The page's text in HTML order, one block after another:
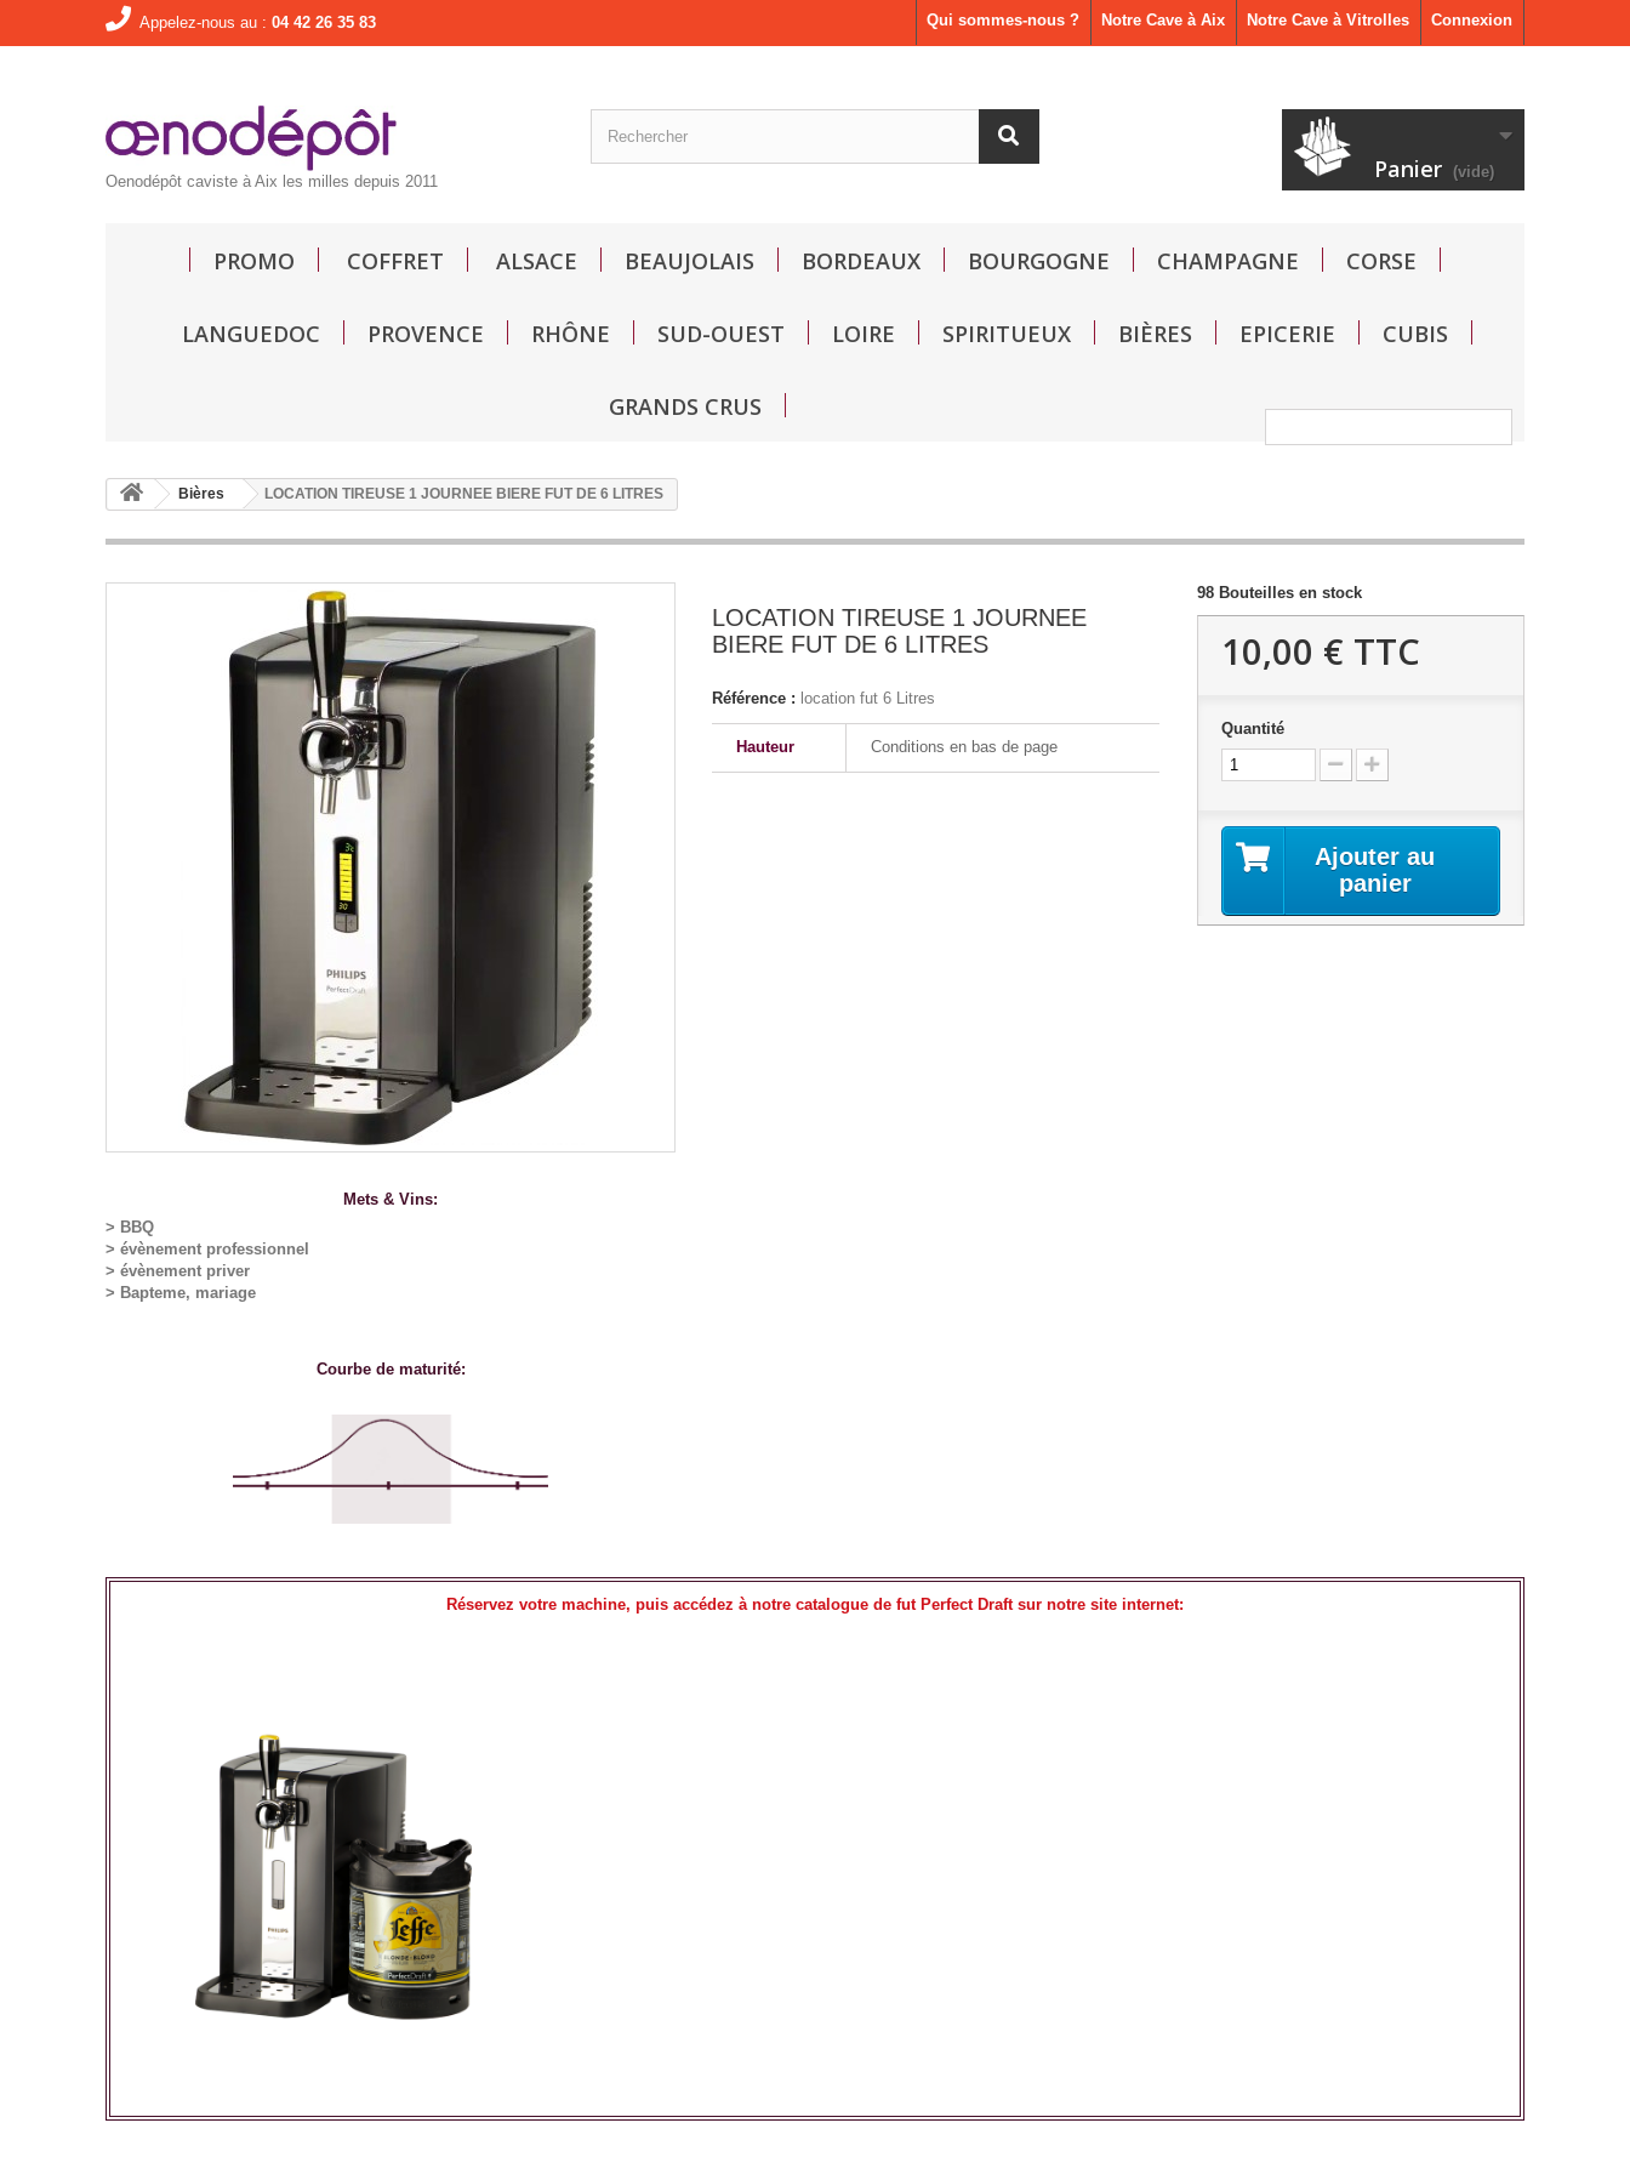
Connexion
Notre Cave à Vitrolles
Notre Cave à Aix
Qui sommes-nous ?
Appelez-nous au : 04 42 26 35 83
Oenodépôt caviste à Aix les milles depuis 2011 Panier (vide)
PROMO COFFRET ALSACE BEAUJOLAIS BORDEAUX BOURGOGNE CHAMPAGNE CORSE
LANGUEDOC PROVENCE RHÔNE SUD-OUEST LOIRE SPIRITUEUX BIÈRES EPICERIE CUBIS
GRANDS CRUS
Bières LOCATION TIREUSE 1 JOURNEE BIERE FUT DE 6 LITRES
Mets & Vins:
> BBQ
> évènement professionnel
> évènement priver
> Bapteme, mariage
Courbe de maturité:
LOCATION TIREUSE 1 JOURNEE
BIERE FUT DE 6 LITRES
Référence : location fut 6 Litres
Hauteur Conditions en bas de page
98 Bouteilles en stock
10,00 € TTC
Quantité
Ajouter au
panier
Réservez votre machine, puis accédez à notre catalogue de fut Perfect Draft sur notre site internet: